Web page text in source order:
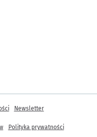
Newsletter
Polityka prywatności